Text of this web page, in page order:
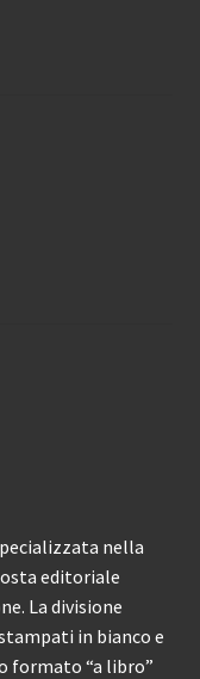
nella
editoriale
La divisione
in bianco e
formato “a libro”